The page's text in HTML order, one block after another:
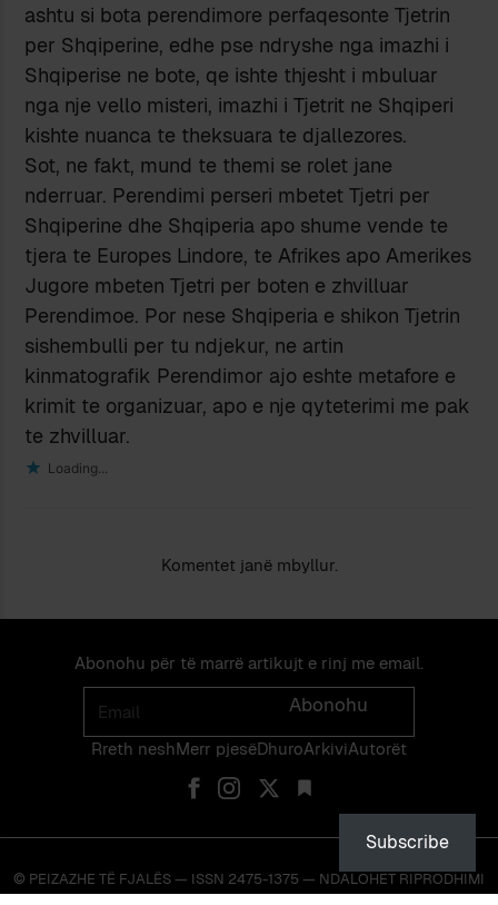
ashtu si bota perendimore perfaqesonte Tjetrin
per Shqiperine, edhe pse ndryshe nga imazhi i
Shqiperise ne bote, qe ishte thjesht i mbuluar
nga nje vello misteri, imazhi i Tjetrit ne Shqiperi
kishte nuanca te theksuara te djallezores.
Sot, ne fakt, mund te themi se rolet jane
nderruar. Perendimi perseri mbetet Tjetri per
Shqiperine dhe Shqiperia apo shume vende te
tjera te Europes Lindore, te Afrikes apo Amerikes
Jugore mbeten Tjetri per boten e zhvilluar
Perendimoe. Por nese Shqiperia e shikon Tjetrin
sishembulli per tu ndjekur, ne artin
kinmatografik Perendimor ajo eshte metafore e
krimit te organizuar, apo e nje qyteterimi me pak
te zhvilluar.
Loading...
Komentet janë mbyllur.
Abonohu për të marrë artikujt e rinj me email.
Email
Abonohu
Rreth neshMerr pjes​​ë​DhuroArkiviAutorët
© PEIZAZHE TË FJALËS — ISSN 2475-1375 — NDALOHET RIPRODHIMI
Subscribe